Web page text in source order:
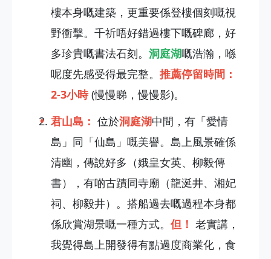
樓本身嘅建築，更重要係登樓個刻嘅視
野衝擊。千祈唔好錯過樓下嘅碑廊，好
多珍貴嘅書法石刻。 洞庭湖嘅浩瀚，喺
呢度先感受得最完整。 推薦停留時間：
2-3小時(慢慢睇，慢慢影)。
君山島： 位於洞庭湖中間，有「愛情
島」同「仙島」嘅美譽。島上風景確係
清幽，傳說好多（娥皇女英、柳毅傳
書），有啲古蹟同寺廟（龍涎井、湘妃
祠、柳毅井）。搭船過去嘅過程本身都
係欣賞湖景嘅一種方式。 但！ 老實講，
我覺得島上開發得有點過度商業化，食